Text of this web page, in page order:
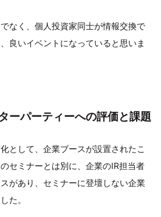
なく、個人投資家同士が情報交換で
良いイベントになっていると思いま
ーパーティーへの評価と課題
として、企業ブースが設置されたこ
セミナーとは別に、企業のIR担当者
があり、セミナーに登壇しない企業
た。